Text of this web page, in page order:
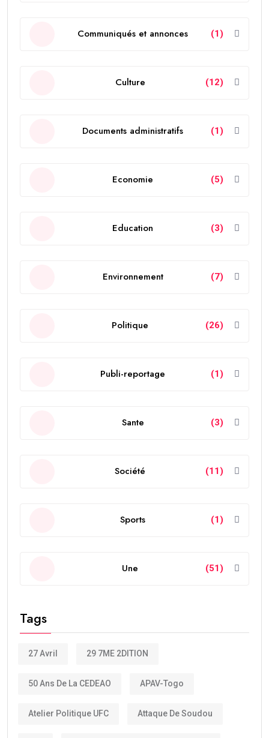
Communiqués et annonces (1)
Culture (12)
Documents administratifs (1)
Economie (5)
Education (3)
Environnement (7)
Politique (26)
Publi-reportage (1)
Sante (3)
Société (11)
Sports (1)
Une (51)
Tags
27 Avril 29 7ME 2DITION
50 Ans De La CEDEAO APAV-Togo
Atelier Politique UFC Attaque De Soudou